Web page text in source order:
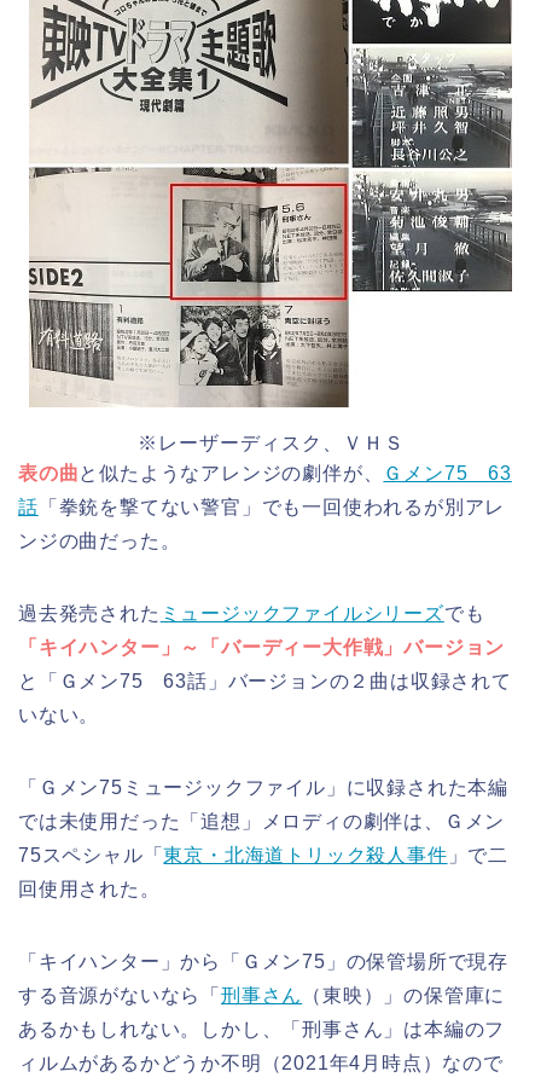
※レーザーディスク、ＶＨＳ
表の曲と似たようなアレンジの劇伴が、
Ｇメン75 63
話 「拳銃を撃てない警官」でも一回使われるが別アレ
ンジの曲だった。
過去発売された ミュージックファイルシリーズでも
「キイハンター」～「バーディー大作戦」バージョン
と「Ｇメン75 63話」バージョンの２曲は収録されて
いない。
「Ｇメン75ミュージックファイル」に収録された本編
では未使用だった「追想」メロディの劇伴は、Ｇメン
75スペシャル「東京・北海道トリック殺人事件 」で二
回使用された。
「キイハンター」から「Ｇメン75」の保管場所で現存
する音源がないなら「 刑事さん
（東映）」の保管庫に
あるかもしれない。しかし、「刑事さん」は本編のフ
ィルムがあるかどうか不明（2021年4月時点）なので